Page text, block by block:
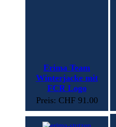
Erima Team
Winterjacke mit
FCR Logo
Preis: CHF 91.00